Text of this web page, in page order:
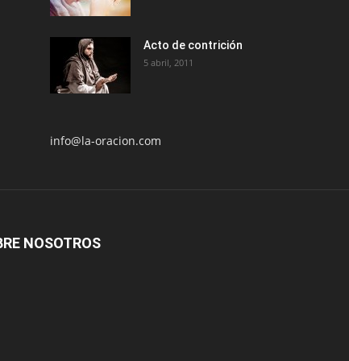
Acto de contrición
5 abril, 2011
info@la-oracion.com
NOSOTROS